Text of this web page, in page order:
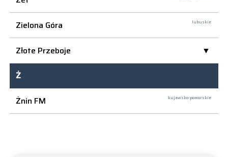
Zielona Góra lubuskie
Złote Przeboje
Ż
Żnin FM
kujawsko-pomorskie